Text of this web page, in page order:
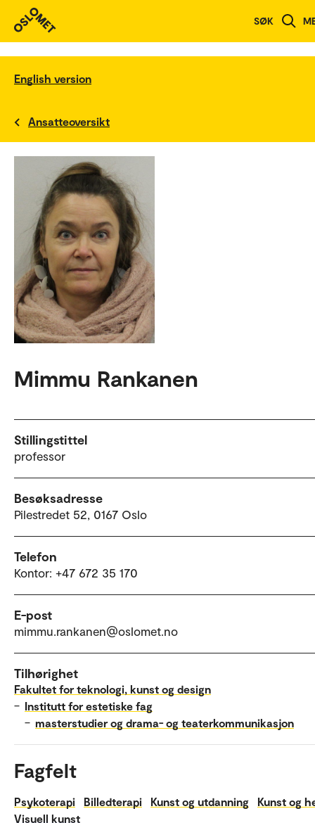
SØK
English version
Ansatteoversikt
Mimmu Rankanen
Stillingstittel
professor
Besøksadresse
Pilestredet 52, 0167 Oslo
Telefon
Kontor: +47 672 35 170
E-post
mimmu.rankanen@oslomet.no
Tilhørighet
Fakultet for teknologi, kunst og design
– Institutt for estetiske fag
– masterstudier og drama- og teaterkommunikasjon
Fagfelt
Psykoterapi Billedterapi Kunst og utdanning
Kunst og
Visuell kunst